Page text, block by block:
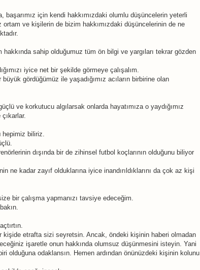
başarımız için kendi hakkımızdaki olumlu düşüncelerin yeterli
ortam ve kişilerin de bizim hakkımızdaki düşüncelerinin de ne
sahip olduğumuz tüm ön bilgi ve yargıları tekrar gözden
iyice net bir şekilde görmeye çalışalım.
gördüğümüz ile yaşadığımız acıların birbirine olan
ve korkutucu algılarsak onlarda hayatımıza o yaydığımız
hepimiz biliriz.
dışında bir de zihinsel futbol koçlarının olduğunu biliyor
ne kadar zayıf olduklarına iyice inandırıldıklarını da çok az kişi
bir çalışma yapmanızı tavsiye edeceğim.
kişide etrafta sizi seyretsin. Ancak, öndeki kişinin haberi olmadan
işaretle onun hakkında olumsuz düşünmesini isteyin. Yani
olduğuna odaklansın. Hemen ardından önünüzdeki kişinin kolunu